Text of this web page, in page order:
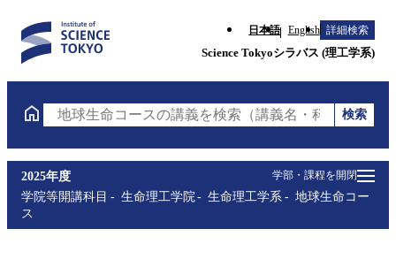
日本語 English 詳細検索
Science Tokyoシラバス (理工学系)
地球生命コースの講義を検索（講義名・科目コード・
検索
学部・課程を開閉
2025年度
学院等開講科目
生命理工学院 生命理工学系
地球生命コー
ス